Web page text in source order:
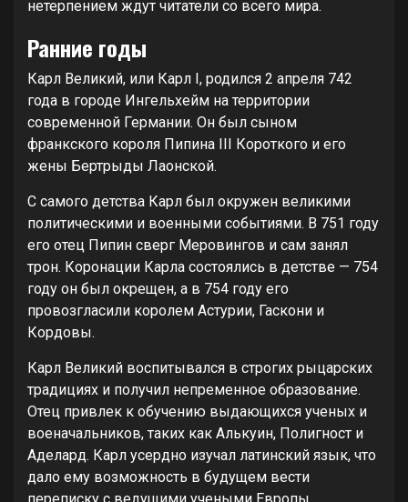
нетерпением ждут читатели со всего мира.
Ранние годы
Карл Великий, или Карл I, родился 2 апреля 742
года в городе Ингельхейм на территории
современной Германии. Он был сыном
франкского короля Пипина III Короткого и его
жены Бертрыды Лаонской.
С самого детства Карл был окружен великими
политическими и военными событиями. В 751 году
его отец Пипин сверг Меровингов и сам занял
трон. Коронации Карла состоялись в детстве — 754
году он был окрещен, а в 754 году его
провозгласили королем Астурии, Гаскони и
Кордовы.
Карл Великий воспитывался в строгих рыцарских
традициях и получил непременное образование.
Отец привлек к обучению выдающихся ученых и
военачальников, таких как Алькуин, Полигност и
Аделард. Карл усердно изучал латинский язык, что
дало ему возможность в будущем вести